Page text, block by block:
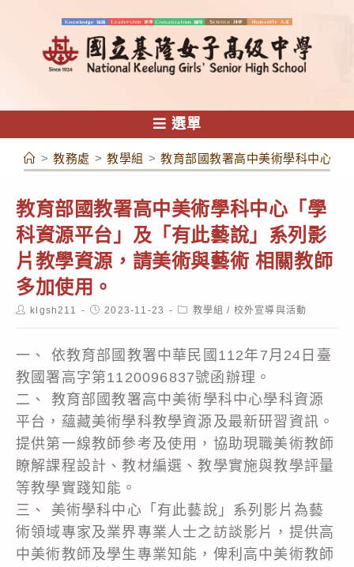
容
選單
> 教務處 > 教學組 > 教育部國教署高中美術學科中心「
教育部國教署高中美術學科中心「學
科資源平台」及「有此藝說」系列影
片教學資源，請美術與藝術 相關教師
多加使用。
Postklgsh211
Post2023-11-23
Post教學組 / 校外宣導與活動
一、 依教育部國教署中華民國112年7月24日臺
教國署高字第1120096837號函辦理。
二、 教育部國教署高中美術學科中心學科資源
平台，蘊藏美術學科教學資源及最新研習資訊。
提供第一線教師參考及使用，協助現職美術教師
瞭解課程設計、教材編選、教學實施與教學評量
等教學實踐知能。
三、 美術學科中心「有此藝說」系列影片為藝
術領域專家及業界專業人士之訪談影片，提供高
中美術教師及學生專業知能，俾利高中美術教師